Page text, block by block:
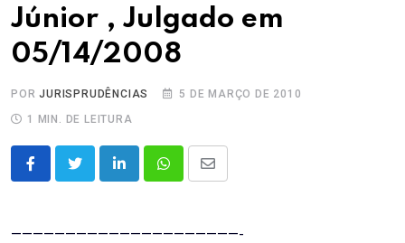
Júnior , Julgado em
05/14/2008
PORJURISPRUDÊNCIAS
5 DE MARÇO DE 2010
1 MIN. DE LEITURA
LinkedInWhatsappShare
—————————————————————-